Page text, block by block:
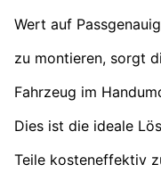
Wert auf
zu montieren, sorgt
Fahrzeug im
Dies ist die ideale
Teile kosteneffektiv